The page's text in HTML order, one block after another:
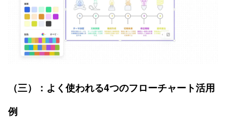
（三）：よく使われる4つのフローチャート活用
例